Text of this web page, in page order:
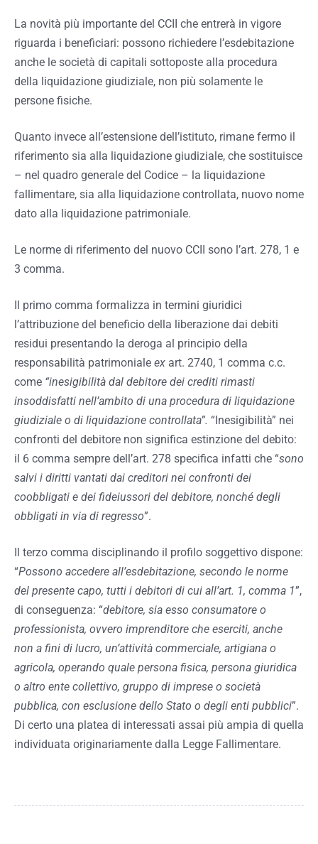
La novità più importante del CCII che entrerà in vigore
riguarda i beneficiari: possono richiedere l’esdebitazione
anche le società di capitali sottoposte alla procedura
della liquidazione giudiziale, non più solamente le
persone fisiche.
Quanto invece all’estensione dell’istituto, rimane fermo il
riferimento sia alla liquidazione giudiziale, che sostituisce
– nel quadro generale del Codice – la liquidazione
fallimentare, sia alla liquidazione controllata, nuovo nome
dato alla liquidazione patrimoniale.
Le norme di riferimento del nuovo CCII sono l’art. 278, 1 e
3 comma.
Il primo comma formalizza in termini giuridici
l’attribuzione del beneficio della liberazione dai debiti
residui presentando la deroga al principio della
responsabilità patrimoniale ex art. 2740, 1 comma c.c.
come “inesigibilità dal debitore dei crediti rimasti
insoddisfatti nell’ambito di una procedura di liquidazione
giudiziale o di liquidazione controllata”. “Inesigibilità” nei
confronti del debitore non significa estinzione del debito:
il 6 comma sempre dell’art. 278 specifica infatti che “sono
salvi i diritti vantati dai creditori nei confronti dei
coobbligati e dei fideiussori del debitore, nonché degli
obbligati in via di regresso”.
Il terzo comma disciplinando il profilo soggettivo dispone:
“Possono accedere all’esdebitazione, secondo le norme
del presente capo, tutti i debitori di cui all’art. 1, comma 1”,
di conseguenza: “debitore, sia esso consumatore o
professionista, ovvero imprenditore che eserciti, anche
non a fini di lucro, un’attività commerciale, artigiana o
agricola, operando quale persona fisica, persona giuridica
o altro ente collettivo, gruppo di imprese o società
pubblica, con esclusione dello Stato o degli enti pubblici”.
Di certo una platea di interessati assai più ampia di quella
individuata originariamente dalla Legge Fallimentare.